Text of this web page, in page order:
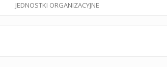
JEDNOSTKI ORGANIZACYJNE